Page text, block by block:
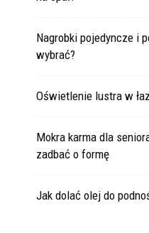
Nagrobki pojedyncze i
wybrać?
Oświetlenie lustra w
Mokra karma dla
zadbać o formę
Jak dolać olej do